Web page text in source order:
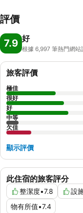
評價
7.9 好
根據 6,997 筆熱門網站
此住宿的旅客評分
整潔度•7.8 設
物有所值•7.4
旅客評價
極佳
很好
好
中等
欠佳
顯示評價